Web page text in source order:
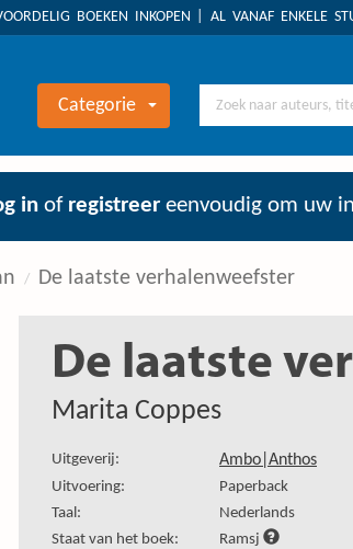
BOEKEN INKOPEN AL VANAF ENKELE
Categorie
in of registreer eenvoudig om uw
De laatste verhalenweefster
De laatste
Marita Coppes
Uitgeverij: Ambo|Anthos
Uitvoering:
Paperback
Taal:
Nederlands
Staat van het boek:
Ramsj